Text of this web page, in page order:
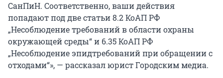
СанПиН. Соответственно, ваши действия
попадают под две статьи 8.2 КоАП РФ
„Несоблюдение требований в области охраны
окружающей среды“ и 6.35 КоАП РФ
„Несоблюдение эпидтребований при обращении с
отходами“», — рассказал юрист Городским медиа.